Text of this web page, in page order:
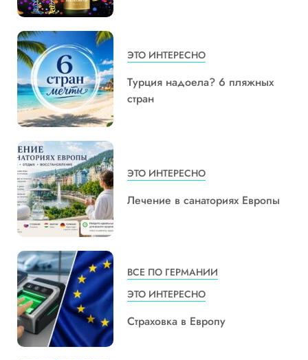
ЭТО ИНТЕРЕСНО
Турция надоела? 6 пляжных
стран
ЭТО ИНТЕРЕСНО
Лечение в санаториях Европы
ВСЕ ПО ГЕРМАНИИ
ЭТО ИНТЕРЕСНО
Страховка в Европу